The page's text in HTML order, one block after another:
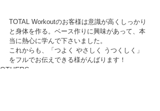
TOTAL Workoutのお客様は意識が高くしっかり
と身体を作る。ベース作りに興味があって、本
当に熱心に学んで下さいました。
これからも、「つよく やさしく うつくしく」
をフルでお伝えできる様がんばります！
OTHERS